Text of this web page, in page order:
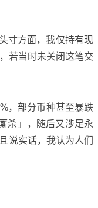
寸方面，我仅持有现
若当时未关闭这笔交
，部分币种甚至暴跌
杀」，随后又涉足永
说实话，我认为人们